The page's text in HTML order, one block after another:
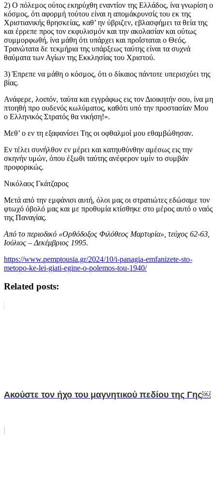
2) Ο πόλεμος ούτος εκηρύχθη εναντίον της Ελλάδος, ίνα γνωρίση ο
κόσμος, ότι αφορμή τούτου είναι η απομάκρυνσίς του εκ της
Χριστιανικής θρησκείας, καθ’ ην ύβριζεν, εβλασφήμει τα θεία της
και έρρεπε προς τον εκφυλισμόν και την ακολασίαν και ούτως
συμμορφωθή, ίνα μάθη ότι υπάρχει και προΐσταται ο Θεός.
Τρανώτατα δε τεκμήρια της υπάρξεως ταύτης είναι τα συχνά
θαύματα των Αγίων της Εκκλησίας του Χριστού.
3) Έπρεπε να μάθη ο κόσμος, ότι ο δίκαιος πάντοτε υπερισχύει της
βίας.
Ανάφερε, λοιπόν, ταύτα και εγγράφως εις τον Διοικητήν σου, ίνα μη
πτοηθή προ ουδενός κωλύματος, καθότι υπό την προστασίαν Μου
ο Ελληνικός Στρατός θα νικήση!».
Μεθ’ ο εν τη εξαφανίσει Της οι οφθαλμοί μου εθαμβώθησαν.
Εν τέλει συνήλθον εν μέρει και κατηυθύνθην αμέσως εις την
σκηνήν υμών, όπου έξωθι ταύτης ανέφερον υμίν το συμβάν
προφορικώς.
Νικόλαος Γκάτζαρος
Μετά από την εμφάνισι αυτή, όλοι μας οι στρατιώτες εδώσαμε τον
φτωχό όβολό μας και με προθυμία κτίσθηκε στο μέρος αυτό ο ναός
της Παναγίας.
Από το περιοδικό «Ορθόδοξος Φιλόθεος Μαρτυρία», τεύχος 62-63,
Ιούλιος – Δεκέμβριος 1995.
https://www.pemptousia.gr/2024/10/i-panagia-emfanizete-sto-
metopo-ke-lei-giati-egine-o-polemos-tou-1940/
Related posts:
Ακούστε τον ήχο του μαγνητικού πεδίου της Γης￼